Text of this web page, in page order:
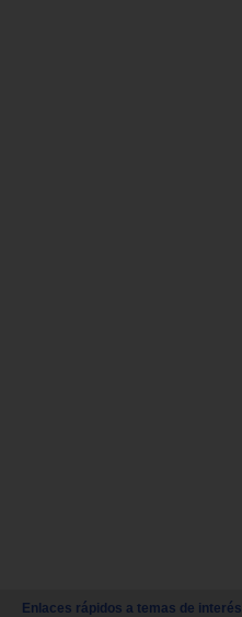
Enlaces rápidos a temas de interés